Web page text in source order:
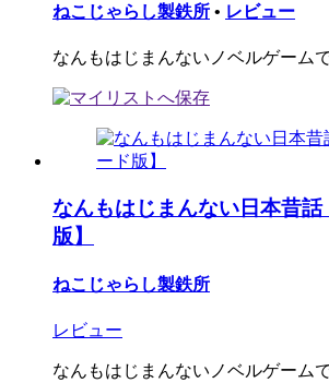
ねこじゃらし製鉄所 • レビュー
なんもはじまんないノベルゲーム
なんもはじまんない日本昔話
版】
ねこじゃらし製鉄所
レビュー
なんもはじまんないノベルゲーム